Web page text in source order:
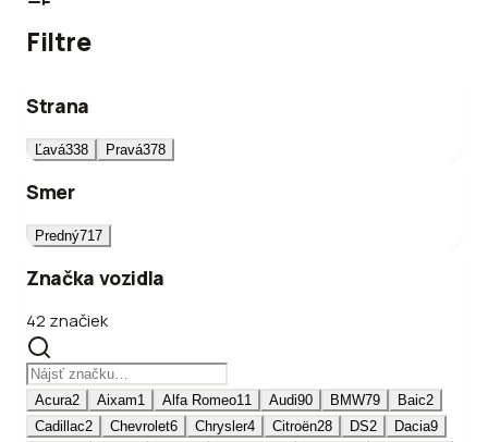
Filtre
Strana
Ľavá338 Pravá378
Smer
Predný717
Značka vozidla
42 značiek
Acura2 Aixam1 Alfa Romeo11 Audi90 BMW79 Baic2
Cadillac2 Chevrolet6 Chrysler4 Citroën28 DS2 Dacia9